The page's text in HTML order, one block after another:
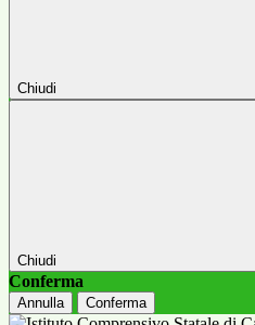
Chiudi
Chiudi
Conferma
Annulla Conferma